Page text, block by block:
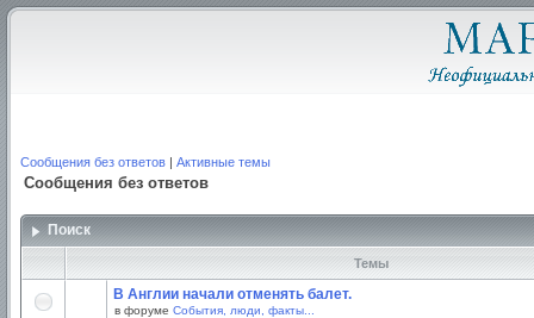
Сообщения без ответов | Активные темы
Сообщения без ответов
Поиск
Темы
В Англии начали отменять балет.
в форуме События, люди, факты...